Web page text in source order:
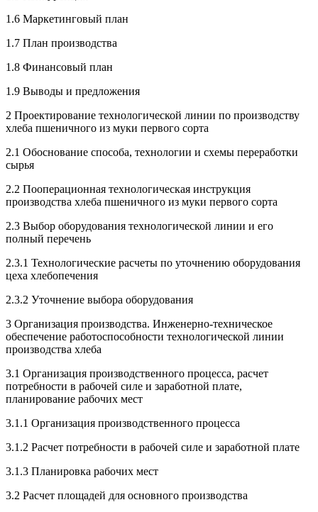
1.6 Маркетинговый план
1.7 План производства
1.8 Финансовый план
1.9 Выводы и предложения
2 Проектирование технологической линии по производству
хлеба пшеничного из муки первого сорта
2.1 Обоснование способа, технологии и схемы переработки
сырья
2.2 Пооперационная технологическая инструкция
производства хлеба пшеничного из муки первого сорта
2.3 Выбор оборудования технологической линии и его
полный перечень
2.3.1 Технологические расчеты по уточнению оборудования
цеха хлебопечения
2.3.2 Уточнение выбора оборудования
3 Организация производства. Инженерно-техническое
обеспечение работоспособности технологической линии
производства хлеба
3.1 Организация производственного процесса, расчет
потребности в рабочей силе и заработной плате,
планирование рабочих мест
3.1.1 Организация производственного процесса
3.1.2 Расчет потребности в рабочей силе и заработной плате
3.1.3 Планировка рабочих мест
3.2 Расчет площадей для основного производства